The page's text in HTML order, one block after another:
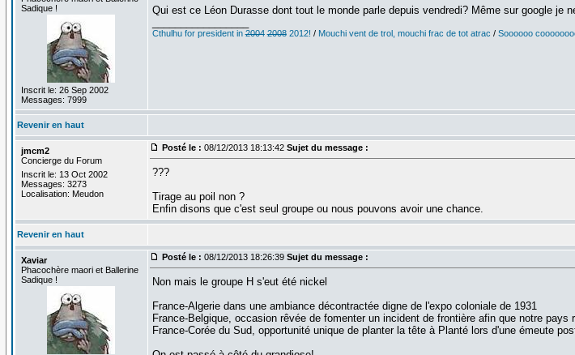
Sadique !
Inscrit le: 26 Sep 2002
Messages: 7999
Qui est ce Léon Durasse dont tout le monde parle depuis vendredi? Même sur google je
Cthulhu for president in2004 20082012! / Mouchi vent de trol, mouchi frac de tot atrac / Soooooo
Revenir en haut
jmcm2
Concierge du Forum
Inscrit le: 13 Oct 2002
Messages: 3273
Localisation: Meudon
Posté le : 08/12/2013 18:13:42 Sujet du message :
???
Tirage au poil non ?
Enfin disons que c'est seul groupe ou nous pouvons avoir une chance.
Revenir en haut
Xaviar
Phacochère maori et Ballerine
Sadique !
Posté le : 08/12/2013 18:26:39 Sujet du message :
Non mais le groupe H s'eut été nickel
France-Algerie dans une ambiance décontractée digne de l'expo coloniale de 1931
France-Belgique, occasion rêvée de fomenter un incident de frontière afin que notre pays
France-Corée du Sud, opportunité unique de planter la tête à Planté lors d'une émeute